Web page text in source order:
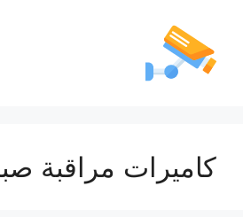
كاميرات مراقبة